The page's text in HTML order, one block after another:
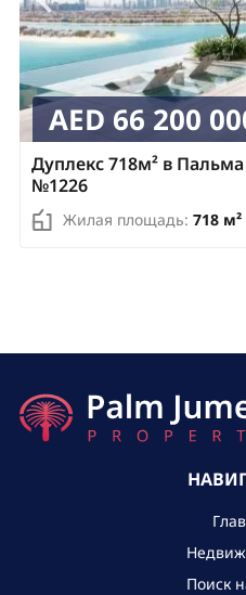
AED 66 200
Дуплекс 718м² в
№1226
Жилая площадь: 718 м²
Поиск